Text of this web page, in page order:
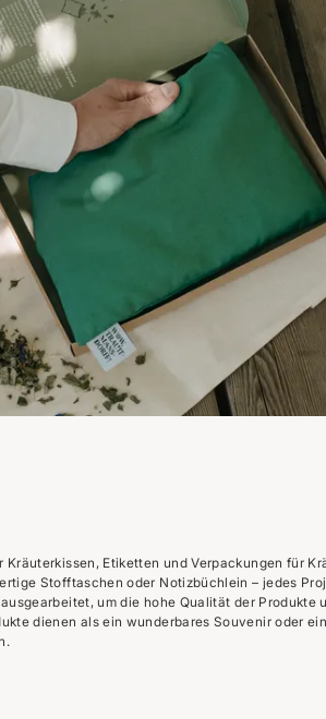
Kräuterkissen, Etiketten und Verpackungen für
Stofftaschen oder Notizbüchlein – jedes
um die hohe Qualität der Produkte
dienen als ein wunderbares Souvenir oder